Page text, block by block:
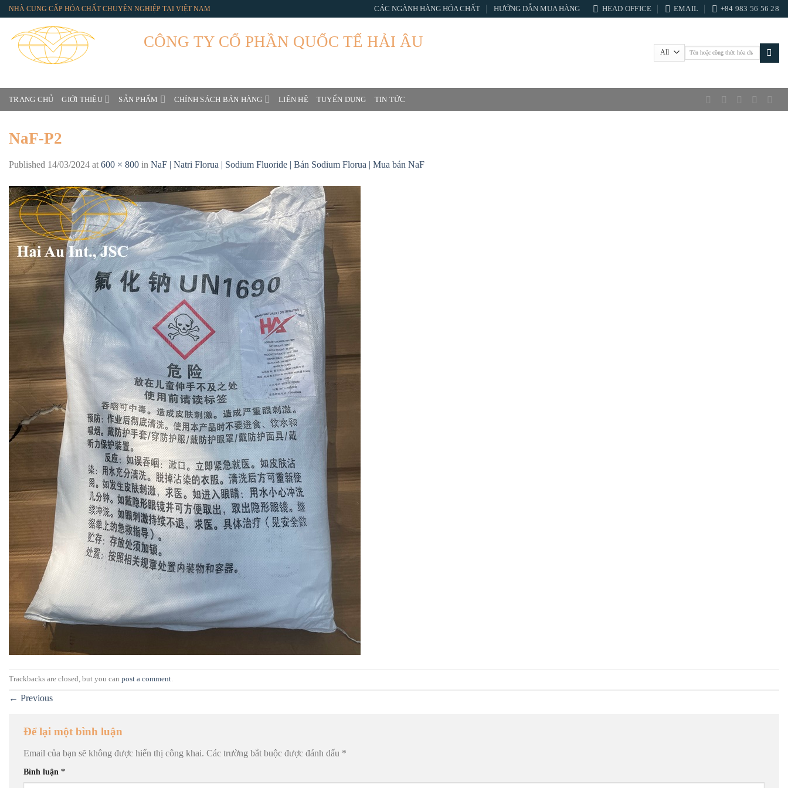
Skip
content
NHÀ CUNG CẤP HÓA CHẤT CHUYÊN NGHIỆP TẠI VIỆT NAM CÁC NGÀNH HÀNG HÓA CHẤT HƯỚNG DẪN MUA HÀNG HEAD OFFICE EMAIL +84 983 56 56 28
CÔNG TY CỔ PHẦN QUỐC TẾ HẢI ÂU
Tìm
kiếm:
TRANG CHỦ GIỚI THIỆU SẢN PHẨM CHÍNH SÁCH BÁN HÀNG LIÊN HỆ TUYỂN DỤNG TIN TỨC
NaF-P2
Published 14/03/2024 at 600 × 800 in NaF | Natri Florua | Sodium Fluoride | Bán Sodium Florua | Mua bán NaF
Trackbacks are closed, but you can post a comment.
← Previous
Để lại một bình luận
Email của bạn sẽ không được hiển thị công khai. Các trường bắt buộc được đánh dấu *
Bình luận *